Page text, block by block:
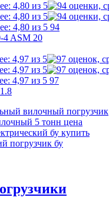
94
4 ASM 20
97
вилочный погрузчик
5 тонн цена
бу купить
погрузчик бу